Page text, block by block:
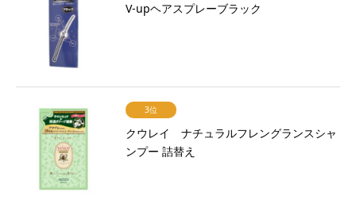
V-upヘアスプレーブラック
3位
クウレイ ナチュラルフレングランスシャ
ンプー 詰替え